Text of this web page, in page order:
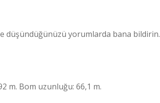
düşündüğünüzü yorumlarda bana bildirin.
m. Bom uzunluğu: 66,1 m.